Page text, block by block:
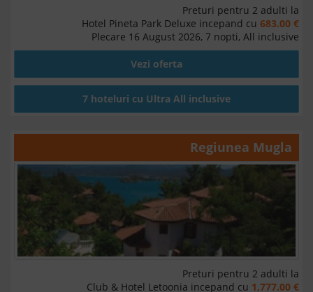
Preturi pentru 2 adulti la
Hotel Pineta Park Deluxe incepand cu 683.00 €
Plecare 16 August 2026, 7 nopti, All inclusive
Vezi oferta
7 hoteluri cu Ultra All inclusive
Regiunea Mugla
Preturi pentru 2 adulti la
Club & Hotel Letoonia incepand cu 1,777.00 €